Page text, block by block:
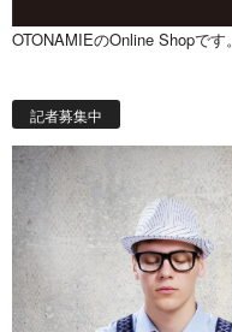
OTONAMIEのOnline Shopです。
記者募集中